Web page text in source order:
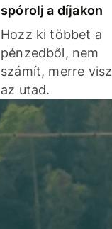
spórolj a díjakon
Hozz ki többet a
pénzedből, nem
számít, merre visz
az utad.